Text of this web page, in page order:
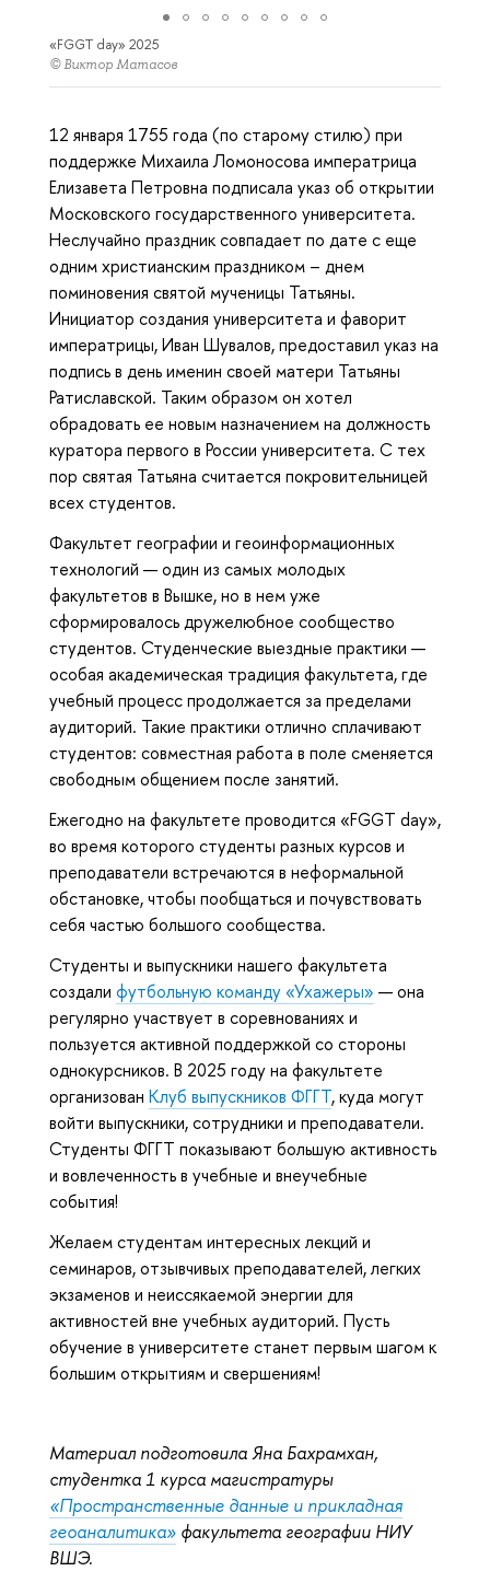
«FGGT day» 2025
© Виктор Матасов
12 января 1755 года (по старому стилю) при
поддержке Михаила Ломоносова императрица
Елизавета Петровна подписала указ об открытии
Московского государственного университета.
Неслучайно праздник совпадает по дате с еще
одним христианским праздником – днем
поминовения святой мученицы Татьяны.
Инициатор создания университета и фаворит
императрицы, Иван Шувалов, предоставил указ на
подпись в день именин своей матери Татьяны
Ратиславской. Таким образом он хотел
обрадовать ее новым назначением на должность
куратора первого в России университета. С тех
пор святая Татьяна считается покровительницей
всех студентов.
Факультет географии и геоинформационных
технологий — один из самых молодых
факультетов в Вышке, но в нем уже
сформировалось дружелюбное сообщество
студентов. Студенческие выездные практики —
особая академическая традиция факультета, где
учебный процесс продолжается за пределами
аудиторий. Такие практики отлично сплачивают
студентов: совместная работа в поле сменяется
свободным общением после занятий.
Ежегодно на факультете проводится «FGGT day»,
во время которого студенты разных курсов и
преподаватели встречаются в неформальной
обстановке, чтобы пообщаться и почувствовать
себя частью большого сообщества.
Студенты и выпускники нашего факультета
создали футбольную команду «Ухажеры» — она
регулярно участвует в соревнованиях и
пользуется активной поддержкой со стороны
однокурсников. В 2025 году на факультете
организован Клуб выпускников ФГГТ, куда могут
войти выпускники, сотрудники и преподаватели.
Студенты ФГГТ показывают большую активность
и вовлеченность в учебные и внеучебные
события!
Желаем студентам интересных лекций и
семинаров, отзывчивых преподавателей, легких
экзаменов и неиссякаемой энергии для
активностей вне учебных аудиторий. Пусть
обучение в университете станет первым шагом к
большим открытиям и свершениям!
Материал подготовила Яна Бахрамхан,
студентка 1 курса магистратуры
«Пространственные данные и прикладная
геоаналитика» факультета географии НИУ
ВШЭ.